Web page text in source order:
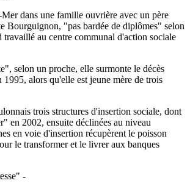
dans une famille ouvrière avec un père
Bourguignon, "pas bardée de diplômes" selon
travaillé au centre communal d'action sociale
selon un proche, elle surmonte le décès
1995, alors qu'elle est jeune mère de trois
trois structures d'insertion sociale, dont
en 2002, ensuite déclinées au niveau
en voie d'insertion récupèrent le poisson
le transformer et le livrer aux banques
-